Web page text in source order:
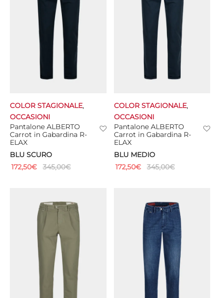
Pantalone ALBERTO
Carrot in Gabardina R-
ELAX
BLU SCURO
COLOR STAGIONALE,
OCCASIONI
172,50€ 345,00€
Pantalone ALBERTO
Carrot in Gabardina R-
ELAX
BLU MEDIO
COLOR STAGIONALE,
OCCASIONI
172,50€ 345,00€